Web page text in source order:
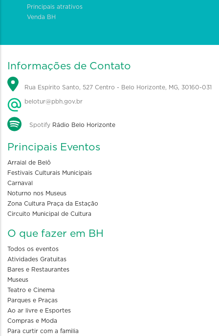
Principais atrativos
Venda BH
Informações de Contato
Rua Espírito Santo, 527 Centro - Belo Horizonte, MG, 30160-031
belotur@pbh.gov.br
Spotify Rádio Belo Horizonte
Principais Eventos
Arraial de Belô
Festivais Culturais Municipais
Carnaval
Noturno nos Museus
Zona Cultura Praça da Estação
Circuito Municipal de Cultura
O que fazer em BH
Todos os eventos
Atividades Gratuitas
Bares e Restaurantes
Museus
Teatro e Cinema
Parques e Praças
Ao ar livre e Esportes
Compras e Moda
Para curtir com a familia